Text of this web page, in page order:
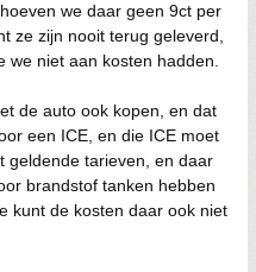
we daar geen 9ct per
ze zijn nooit terug geleverd,
niet aan kosten hadden.
de auto ook kopen, en dat
een ICE, en die ICE moet
geldende tarieven, en daar
brandstof tanken hebben
kunt de kosten daar ook niet